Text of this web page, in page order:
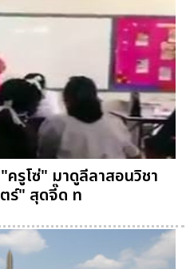
ครูโซ่" มาดูลีลาสอนวิชา
ร์" สุดจี๊ด ท